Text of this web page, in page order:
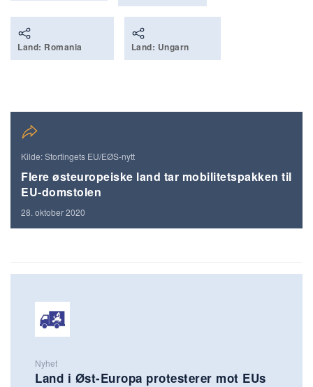
Land: Romania Land: Ungarn
Kilde: Stortingets EU/EØS-nytt
Flere østeuropeiske land tar mobilitetspakken til
EU-domstolen
28. oktober 2020
Nyhet
Land i Øst-Europa protesterer mot EUs